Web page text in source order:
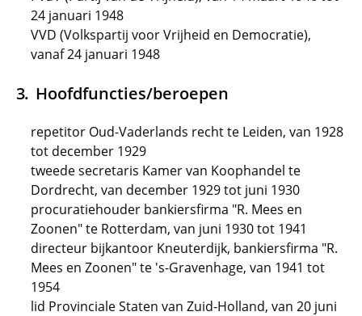
24 januari 1948
VVD (Volkspartij voor Vrijheid en Democratie),
vanaf 24 januari 1948
Hoofdfuncties/beroepen
repetitor Oud-Vaderlands recht te Leiden, van 1928
tot december 1929
tweede secretaris Kamer van Koophandel te
Dordrecht, van december 1929 tot juni 1930
procuratiehouder bankiersfirma "R. Mees en
Zoonen" te Rotterdam, van juni 1930 tot 1941
directeur bijkantoor Kneuterdijk, bankiersfirma "R.
Mees en Zoonen" te 's-Gravenhage, van 1941 tot
1954
lid Provinciale Staten van Zuid-Holland, van 20 juni